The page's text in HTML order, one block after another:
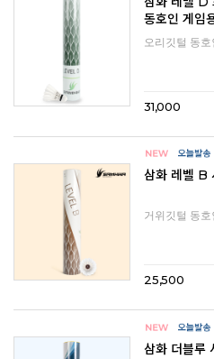
동호인 게임
오리깃털 동
31,000
삼화 레벨 B
거위깃털 동
25,500
삼화 더블루